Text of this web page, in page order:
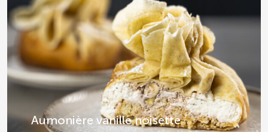
Aumonière vanille noisette